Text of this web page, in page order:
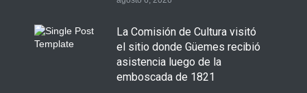
La Comisión de Cultura visitó
el sitio donde Güemes recibió
asistencia luego de la
emboscada de 1821